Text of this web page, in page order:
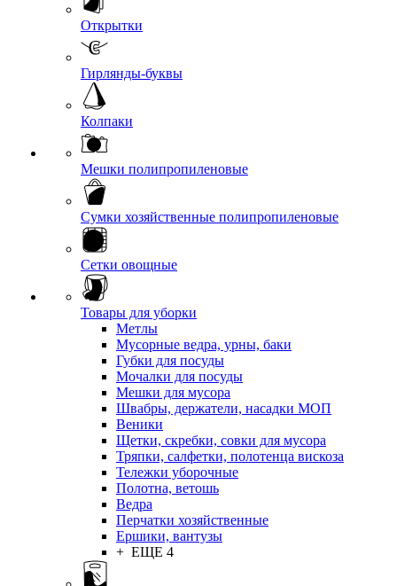
Открытки
Гирлянды-буквы
Колпаки
Мешки полипропиленовые
Сумки хозяйственные полипропиленовые
Сетки овощные
Товары для уборки
Метлы
Мусорные ведра, урны, баки
Губки для посуды
Мочалки для посуды
Мешки для мусора
Швабры, держатели, насадки МОП
Веники
Щетки, скребки, совки для мусора
Тряпки, салфетки, полотенца вискоза
Тележки уборочные
Полотна, ветошь
Ведра
Перчатки хозяйственные
Ершики, вантузы
+ ЕЩЕ 4